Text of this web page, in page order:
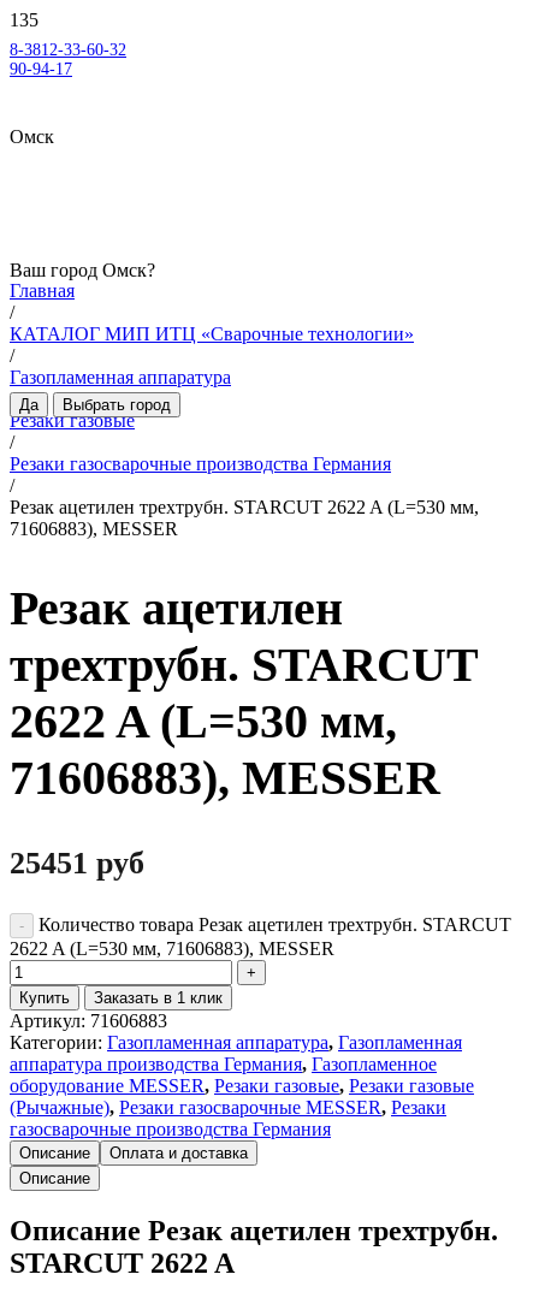
8-3812-33-60-32
90-94-17
Омск
Ваш город Омск?
Да Выбрать город
Главная
/
КАТАЛОГ МИП ИТЦ «Сварочные технологии»
/
Газопламенная аппаратура
/
Резаки газовые
/
Резаки газосварочные производства Германия
/
Резак ацетилен трехтрубн. STARCUT 2622 A (L=530 мм,
71606883), MESSER
Резак ацетилен
трехтрубн. STARCUT
2622 A (L=530 мм,
71606883), MESSER
25451 руб
Количество товара Резак ацетилен трехтрубн. STARCUT
2622 A (L=530 мм, 71606883), MESSER
Купить Заказать в 1 клик
Артикул: 71606883
Категории: Газопламенная аппаратура, Газопламенная
аппаратура производства Германия, Газопламенное
оборудование MESSER, Резаки газовые, Резаки газовые
(Рычажные), Резаки газосварочные MESSER, Резаки
газосварочные производства Германия
Описание
Оплата и доставка
Описание
Описание Резак ацетилен трехтрубн.
STARCUT 2622 A